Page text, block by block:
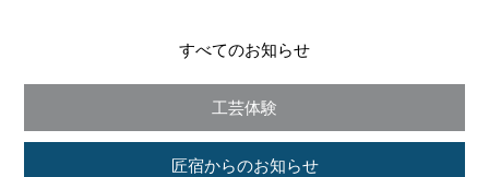
すべてのお知らせ
工芸体験
匠宿からのお知らせ